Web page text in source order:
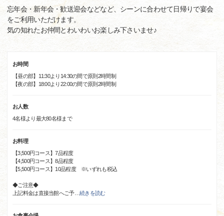
忘年会・新年会・歓送迎会などなど、シーンに合わせて日帰りで宴会
をご利用いただけます。
気の知れたお仲間とわいわいお楽しみ下さいませ♪
お時間
【昼の部】11:30より14:30の間で原則2時間制
【夜の部】18:00より22:00の間で原則2時間制
お人数
4名様より最大80名様まで
お料理
【3,500円コース】7品程度
【4,500円コース】8品程度
【5,500円コース】10品程度 ※いずれも税込
◆ご注意◆
上記料金は直接当館へご予… 続きを読む